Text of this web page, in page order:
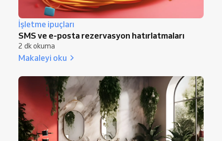
İşletme ipuçları
SMS ve e-posta rezervasyon hatırlatmaları
2 dk okuma
Makaleyi oku